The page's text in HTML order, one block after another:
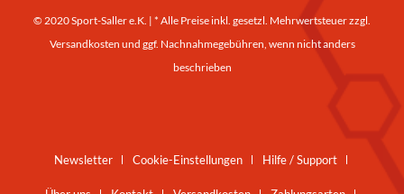
© 2020 Sport-Saller e.K. | * Alle Preise inkl. gesetzl. Mehrwertsteuer zzgl.
Versandkosten und ggf. Nachnahmegebühren, wenn nicht anders
beschrieben
Newsletter Cookie-Einstellungen Hilfe / Support